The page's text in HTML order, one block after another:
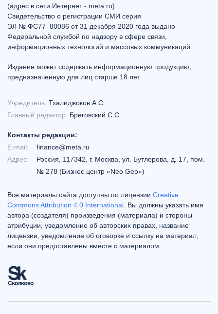
(адрес в сети Интернет - meta.ru)
Свидетельство о регистрации СМИ серия
ЭЛ № ФС77–80086 от 31 декабря 2020 года выдано
Федеральной службой по надзору в сфере связи,
информационных технологий и массовых коммуникаций.
Издание может содержать информационную продукцию,
предназначенную для лиц старше 18 лет.
Учредитель: Тхалиджоков А.С.
Главный редактор: Бреговский С.С.
Контакты редакции:
E-mail:
finance@meta.ru
Адрес:
Россия, 117342, г. Москва, ул. Бутлерова, д. 17, пом.
№ 278 (Бизнес центр «Neo Geo»)
Все материалы сайта доступны по лицензии Creative
Commons Attribution 4.0 International . Вы должны указать имя
автора (создателя) произведения (материала) и стороны
атрибуции, уведомление об авторских правах, название
лицензии, уведомление об оговорке и ссылку на материал,
если они предоставлены вместе с материалом.